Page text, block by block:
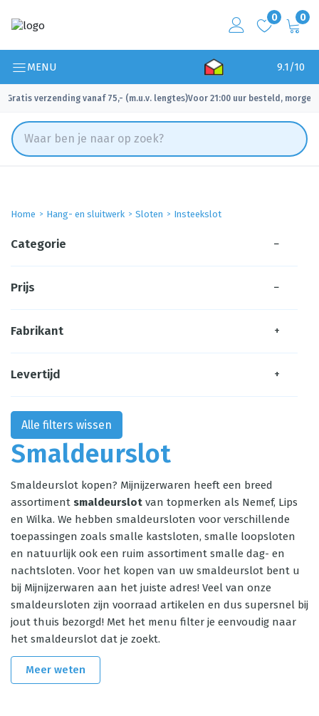
0 0
MENU 9.1/10
Gratis verzending vanaf 75,- (m.u.v. lengtes)
✓ Voor 21:00 uur besteld, morgen
Home Hang- en sluitwerk Sloten Insteekslot
Smaldeurslot
Smaldeurslot kopen? Mijnijzerwaren heeft een breed
assortiment smaldeurslot van topmerken als Nemef, Lips
en Wilka. We hebben smaldeursloten voor verschillende
toepassingen zoals smalle kastsloten, smalle loopsloten
en natuurlijk ook een ruim assortiment smalle dag- en
nachtsloten. Voor het kopen van uw smaldeurslot bent u
bij Mijnijzerwaren aan het juiste adres! Veel van onze
smaldeursloten zijn voorraad artikelen en dus supersnel bij
jout thuis bezorgd! Met het menu filter je eenvoudig naar
het smaldeurslot dat je zoekt.
Meer weten
Categorie −
Prijs −
Fabrikant +
Levertijd +
Alle filters wissen